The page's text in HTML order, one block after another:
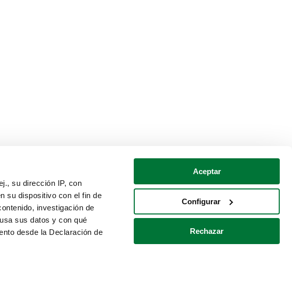
su dirección IP, con
su dispositivo con el fin de
investigación de
sus datos y con qué
desde la Declaración de
Aceptar
Configurar
Rechazar